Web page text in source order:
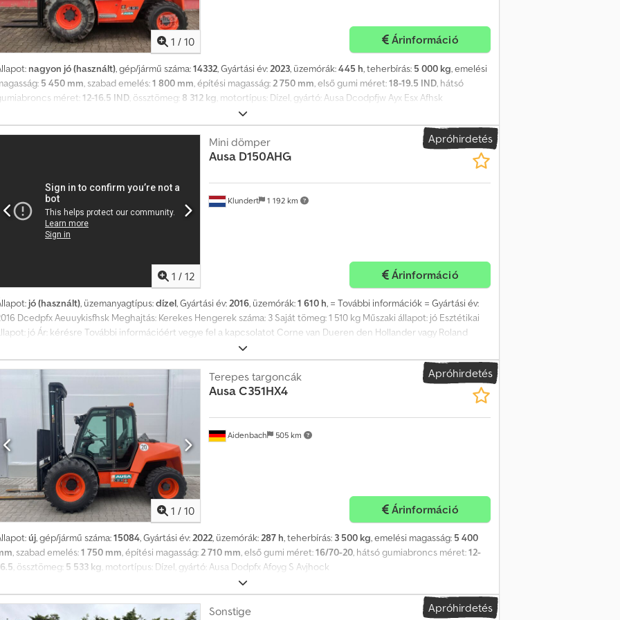
1 / 10 Árinformáció
nagyon jó (használt), gép/jármű száma:14332, Gyártási év: 2023, üzemórák:445 h, teherbírás: 5 000 kg, emelési
5 450 mm , szabad emelés:1 800 mm , építési magasság: 2 750 mm , első gumi méret:18-19.5 IND , hátsó
méret:12-16.5 IND , össztömeg: 8 312 kg , motortípus: Dízel, gyártó: Ausa Dcodpfjw Ayx Esx Afhsk
Apróhirdetés
1 / 12
Klundert 1 192 km
Mini dömper
Ausa D150AHG
Árinformáció
jó (használt), üzemanyagtípus:dízel, Gyártási év:2016, üzemórák:1 610 h, = További információk = Gyártási év:
Dcedpfx Aeuuykisfhsk Meghajtás: Kerekes Hengerek száma: 3 Saját tömeg: 1 510 kg Műszaki állapot: jó Esztétikai
jó Ár: kérésre További információért vegye fel a kapcsolatot Corne van Dueren den Hollander vagy Roland
Apróhirdetés
1 / 10
Aidenbach 505 km
Terepes targoncák
AusaC351HX4
Árinformáció
új, gép/jármű száma:15084, Gyártási év:2022, üzemórák:287 h, teherbírás: 3 500 kg, emelési magasság: 5 400
, szabad emelés:1 750 mm, építési magasság:2 710 mm, első gumi méret:16/70-20, hátsó gumiabroncs méret:12-
, össztömeg: 5 533 kg, motortípus: Dízel, gyártó: Ausa Dodpfx Afoyg S Avjhock
Apróhirdetés
Sonstige